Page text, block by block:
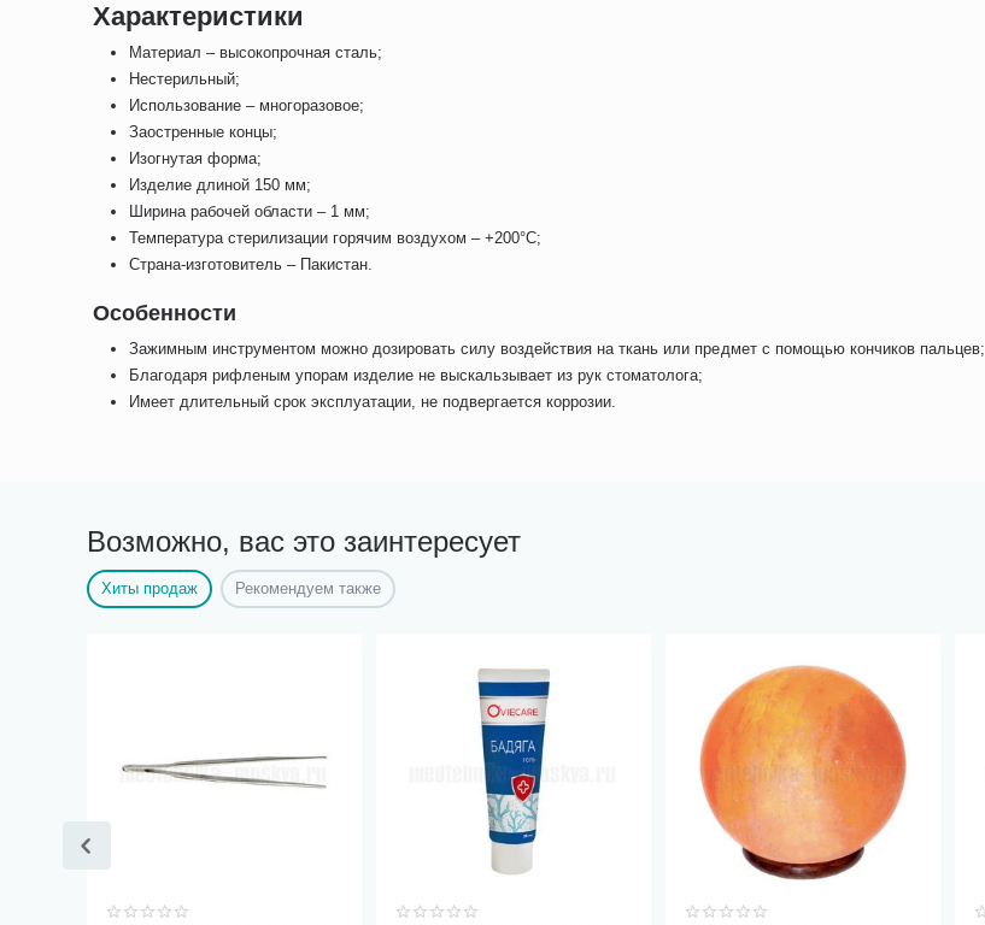
Характеристики
Материал – высокопрочная сталь;
Нестерильный;
Использование – многоразовое;
Заостренные концы;
Изогнутая форма;
Изделие длиной 150 мм;
Ширина рабочей области – 1 мм;
Температура стерилизации горячим воздухом – +200°С;
Страна-изготовитель – Пакистан.
Особенности
Зажимным инструментом можно дозировать силу воздействия на ткань или предмет с помощью кончиков пальцев;
Благодаря рифленым упорам изделие не выскальзывает из рук стоматолога;
Имеет длительный срок эксплуатации, не подвергается коррозии.
Возможно, вас это заинтересует
Хиты продаж Рекомендуем также